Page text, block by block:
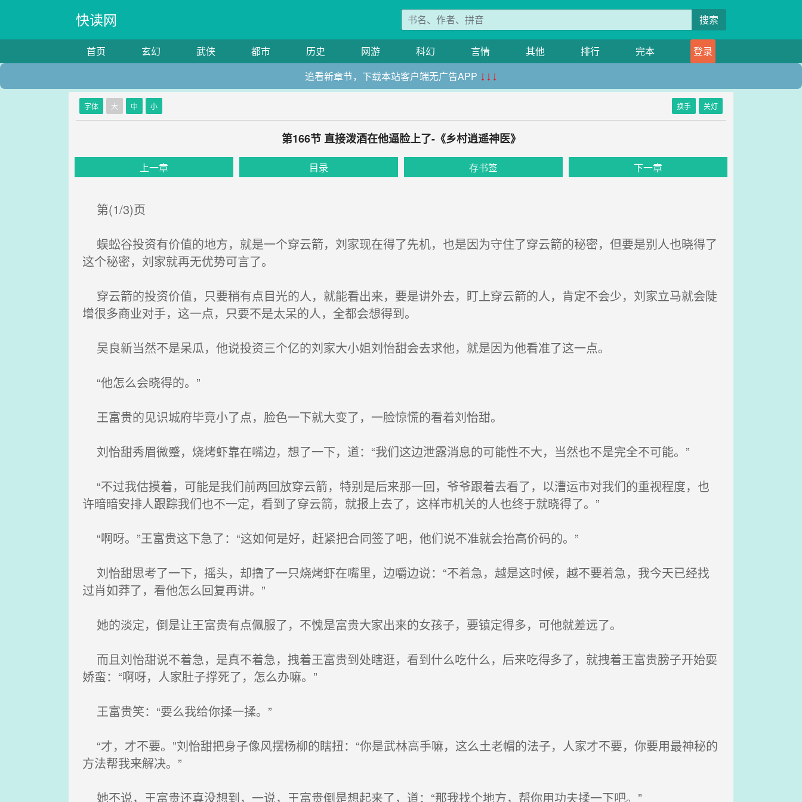
快读网 搜索
首页 玄幻 武侠 都市 历史 网游 科幻 言情 其他 排行 完本
登录
追看新章节，下载本站客户端无广告APP ↓↓↓
字体 大 中 小 换手 关灯
第166节 直接泼酒在他逼脸上了-《乡村逍遥神医》
上一章 目录 存书签 下一章
第(1/3)页
蜈蚣谷投资有价值的地方，就是一个穿云箭，刘家现在得了先机，也是因为守住了穿云箭的秘密，但要是别人也晓得了
这个秘密，刘家就再无优势可言了。
穿云箭的投资价值，只要稍有点目光的人，就能看出来，要是讲外去，盯上穿云箭的人，肯定不会少，刘家立马就会陡
增很多商业对手，这一点，只要不是太呆的人，全都会想得到。
吴良新当然不是呆瓜，他说投资三个亿的刘家大小姐刘怡甜会去求他，就是因为他看准了这一点。
“他怎么会晓得的。”
王富贵的见识城府毕竟小了点，脸色一下就大变了，一脸惊慌的看着刘怡甜。
刘怡甜秀眉微蹙，烧烤虾靠在嘴边，想了一下，道：“我们这边泄露消息的可能性不大，当然也不是完全不可能。”
“不过我估摸着，可能是我们前两回放穿云箭，特别是后来那一回，爷爷跟着去看了，以漕运市对我们的重视程度，也
许暗暗安排人跟踪我们也不一定，看到了穿云箭，就报上去了，这样市机关的人也终于就晓得了。”
“啊呀。”王富贵这下急了：“这如何是好，赶紧把合同签了吧，他们说不准就会抬高价码的。”
刘怡甜思考了一下，摇头，却撸了一只烧烤虾在嘴里，边嚼边说：“不着急，越是这时候，越不要着急，我今天已经找
过肖如莽了，看他怎么回复再讲。”
她的淡定，倒是让王富贵有点佩服了，不愧是富贵大家出来的女孩子，要镇定得多，可他就差远了。
而且刘怡甜说不着急，是真不着急，拽着王富贵到处瞎逛，看到什么吃什么，后来吃得多了，就拽着王富贵膀子开始耍
娇蛮：“啊呀，人家肚子撑死了，怎么办嘛。”
王富贵笑：“要么我给你揉一揉。”
“才，才不要。”刘怡甜把身子像风摆杨柳的瞎扭：“你是武林高手嘛，这么土老帽的法子，人家才不要，你要用最神秘的
方法帮我来解决。”
她不说，王富贵还真没想到，一说，王富贵倒是想起来了，道：“那我找个地方，帮你用功夫揉一下吧。”